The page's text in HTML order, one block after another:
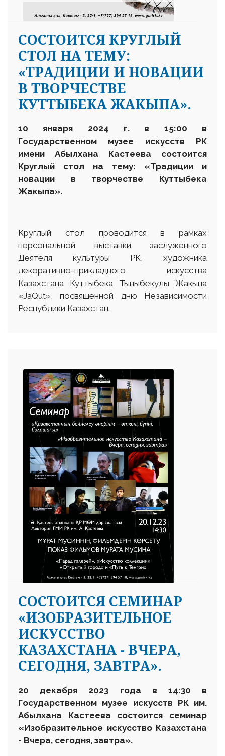
СОСТОИТСЯ КРУГЛЫЙ
СТОЛ НА ТЕМУ:
«ТРАДИЦИИ И НОВАЦИИ
В ТВОРЧЕСТВЕ
КУТТЫБЕКА ЖАКЫПА».
10 января 2024 г. в 15:00 в
Государственном музее искусств РК
имени Абылхана Кастеева состоится
Круглый стол на тему: «Традиции и
новации в творчестве Куттыбека
Жакыпа».
Круглый стол проводится в рамках
персональной выставки заслуженного
Деятеля культуры РК, художника
декоративно-прикладного искусства
Казахстана Куттыбека Тыныбекулы Жакыпа
«JaQut», посвященной дню Независимости
Республики Казахстан.
СОСТОИТСЯ СЕМИНАР
«ИЗОБРАЗИТЕЛЬНОЕ
ИСКУССТВО
КАЗАХСТАНА - ВЧЕРА,
СЕГОДНЯ, ЗАВТРА».
20 декабря 2023 года в 14:30 в
Государственном музее искусств РК им.
Абылхана Кастеева состоится семинар
«Изобразительное искусство Казахстана
- Вчера, сегодня, завтра».